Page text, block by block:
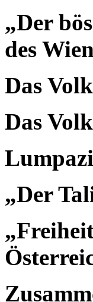
„Der
des
Das
Das
„Der